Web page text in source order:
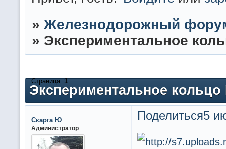
» Железнодорожный
» Экспериментальное
Экспериментальное
Страница:1
Поделиться5
Скарга Ю
Администратор